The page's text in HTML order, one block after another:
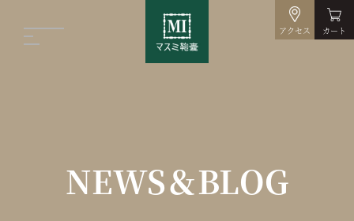
アクセス カート
NEWS＆BLOG